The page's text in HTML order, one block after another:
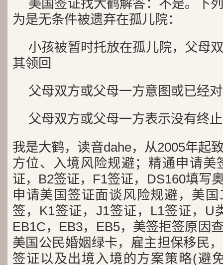
美国签证找大鹤解答：不是。下
为是无条件被遗弃在孤儿院：
小孩被暂时托放在孤儿院，父母
其领回
父母双方或父母一方意图或已经
父母双方或父母一方表示没有终
我是大鹤，读音dahe，从2005年起
方位、入境风险规避；精通申请美
证，B2签证，F1签证，DS160填写
申请美国签证面谈风险规避，美
签，K1签证，J1签证，L1签证，U
EB1C，EB3，EB5，美签拒签原因
美国公民婚姻绿卡，雇主担保移民
签证以及出境入境的方案策略(避